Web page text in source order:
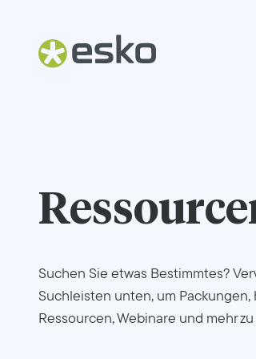
Suchen Sie etwas Bestimmtes?
Suchleisten unten, um
Ressourcen, Webinare und mehr